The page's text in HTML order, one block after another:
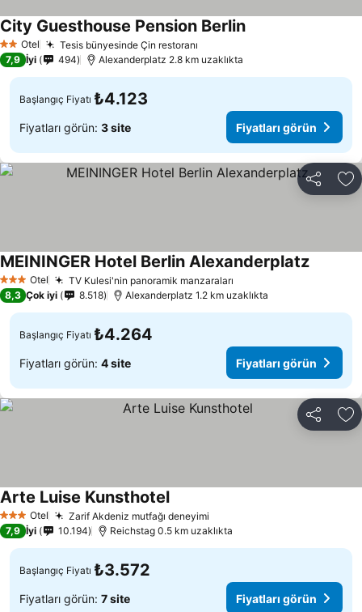
2 Yıldız
Otel Tesis bünyesinde Çin restoranı
City Guesthouse Pension Berlin
7,9 İyi 494 Alexanderplatz 2.8 km uzaklıkta
Başlangıç Fiyatı ₺4.123
Fiyatları görün: 3 site Fiyatları görün
Paylaş
3 YıldızOtel TV Kulesi'nin panoramik manzaraları
MEININGER Hotel Berlin Alexanderplatz
8,3 Çok iyi 8.518 Alexanderplatz 1.2 km uzaklıkta
Başlangıç Fiyatı ₺4.264
Fiyatları görün: 4 site Fiyatları görün
Paylaş
3 YıldızOtel Zarif Akdeniz mutfağı deneyimi
Arte Luise Kunsthotel
7,9 İyi 10.194 Reichstag 0.5 km uzaklıkta
Başlangıç Fiyatı ₺3.572
Fiyatları görün: 7 site Fiyatları görün